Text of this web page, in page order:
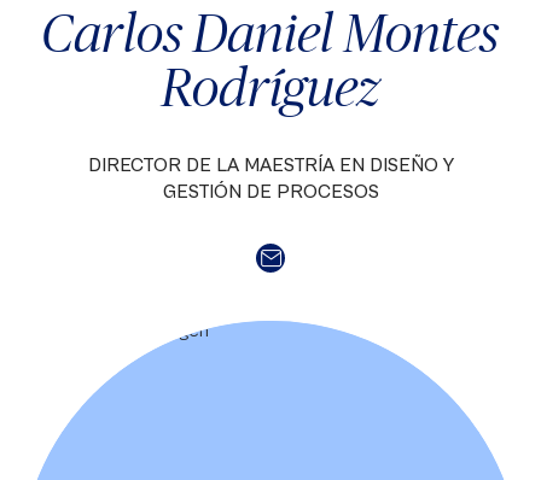
Carlos Daniel Montes
Rodríguez
DIRECTOR DE LA MAESTRÍA EN DISEÑO Y
GESTIÓN DE PROCESOS